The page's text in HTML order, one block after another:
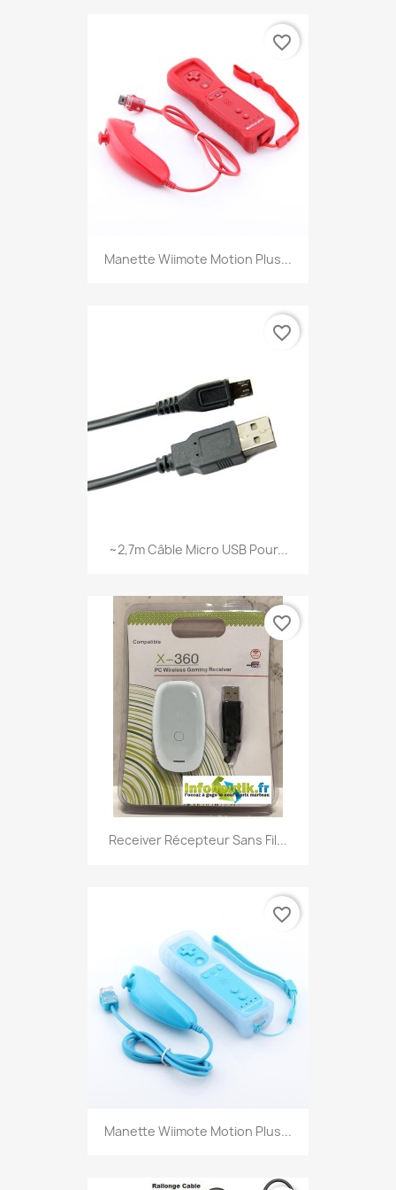
Manette Wiimote Motion Plus...
favorite_border
~2,7m Câble Micro USB Pour...
favorite_border
Receiver Récepteur Sans Fil...
favorite_border
Manette Wiimote Motion Plus...
favorite_border